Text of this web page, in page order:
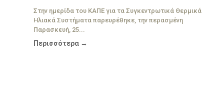
Στην ημερίδα του ΚΑΠΕ για τα Συγκεντρωτικά Θερμικά
Ηλιακά Συστήματα παρευρέθηκε, την περασμένη
Παρασκευή, 25...
Περισσότερα →